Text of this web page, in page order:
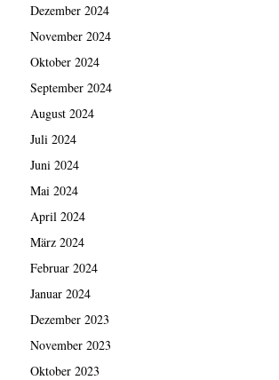
Dezember 2024
November 2024
Oktober 2024
September 2024
August 2024
Juli 2024
Juni 2024
Mai 2024
April 2024
März 2024
Februar 2024
Januar 2024
Dezember 2023
November 2023
Oktober 2023